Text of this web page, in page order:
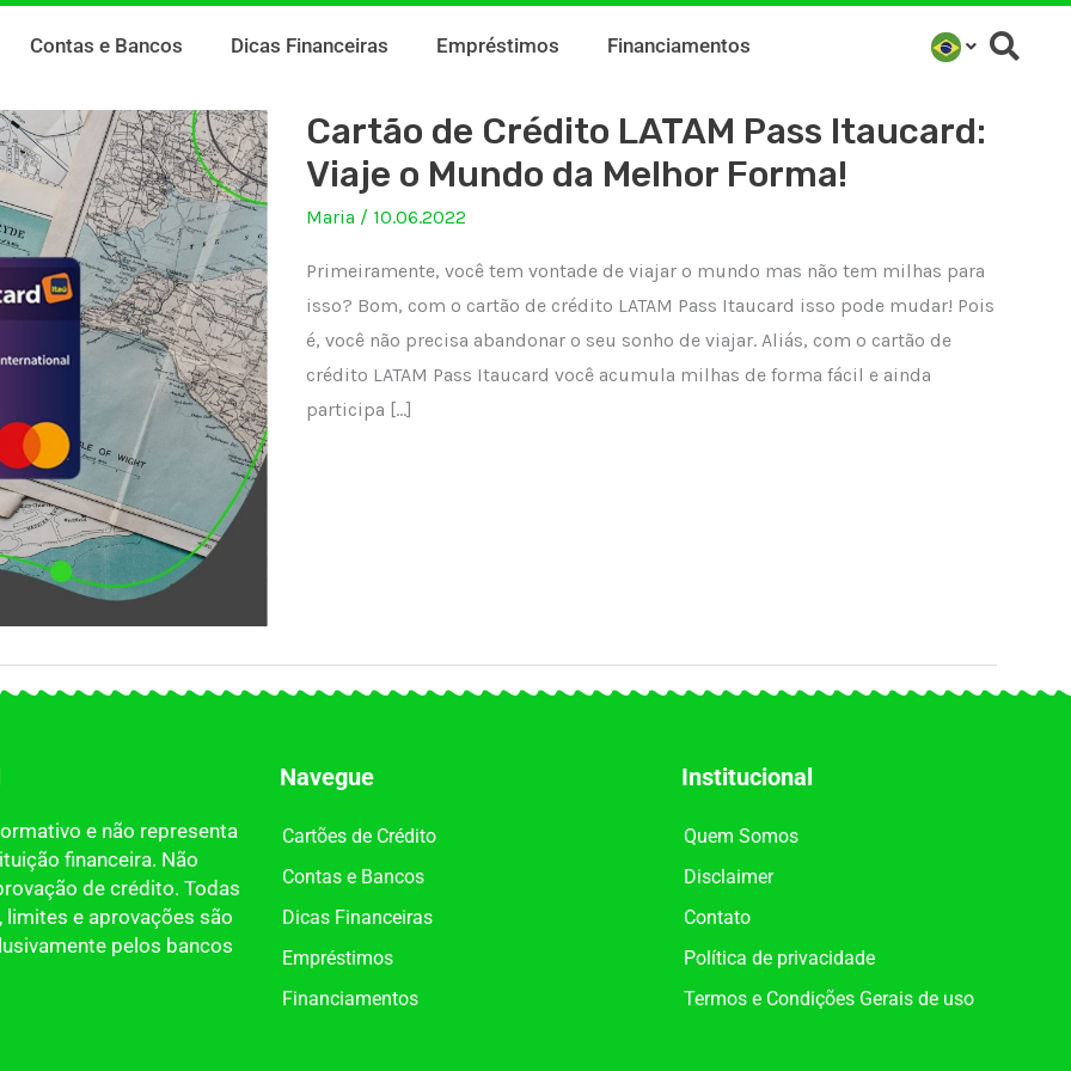
Contas e Bancos Dicas Financeiras Empréstimos Financiamentos
Cartão de Crédito LATAM Pass Itaucard:
Viaje o Mundo da Melhor Forma!
Maria / 10.06.2022
Primeiramente, você tem vontade de viajar o mundo mas não tem milhas para
isso? Bom, com o cartão de crédito LATAM Pass Itaucard isso pode mudar! Pois
é, você não precisa abandonar o seu sonho de viajar. Aliás, com o cartão de
crédito LATAM Pass Itaucard você acumula milhas de forma fácil e ainda
participa […]
e não representa
financeira. Não
de crédito. Todas
limites e aprovações são
pelos bancos
Navegue
Cartões de Crédito
Contas e Bancos
Dicas Financeiras
Empréstimos
Financiamentos
Institucional
Quem Somos
Disclaimer
Contato
Política de privacidade
Termos e Condições Gerais de uso